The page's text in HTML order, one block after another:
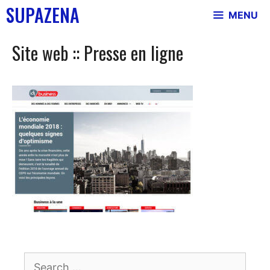
Skip
toSUPAZENA MENU
Site web :: Presse en ligne